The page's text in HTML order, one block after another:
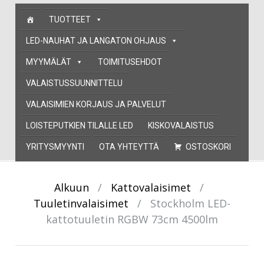
Skip
content
TUOTTEET
LED-NAUHAT JA LANGATON OHJAUS
MYYMÄLÄT TOIMITUSEHDOT
VALAISTUSSUUNNITTELU
VALAISIMIEN KORJAUS JA PALVELUT
LOISTEPUTKIEN TILALLE LED KISKOVALAISTUS
YRITYSMYYNTI OTA YHTEYTTÄ OSTOSKORI
Alkuun / Kattovalaisimet
/
Tuuletinvalaisimet
/
Stockholm LED-
kattotuuletin RGBW 73cm 4500lm